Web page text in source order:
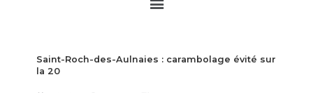
Saint-Roch-des-Aulnaies : carambolage évité sur
la 20